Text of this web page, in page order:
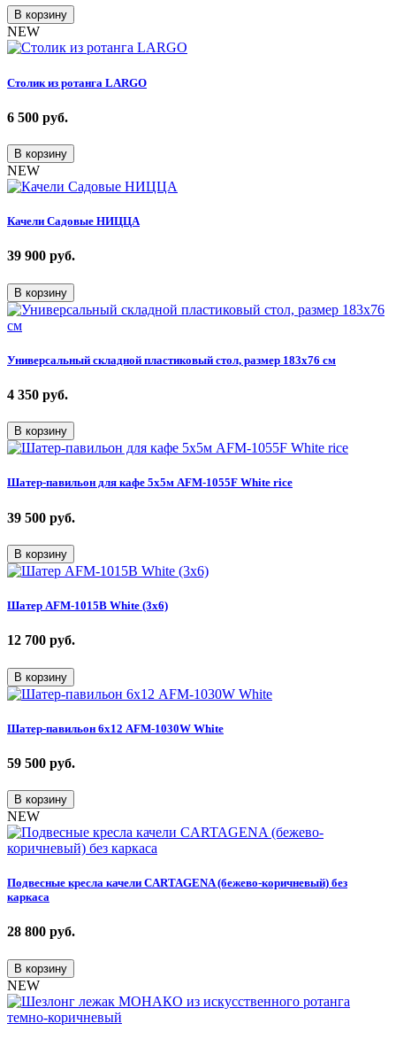
В корзину
NEW
Столик из ротанга LARGO
6 500 руб.
В корзину
NEW
Качели Садовые НИЦЦА
39 900 руб.
В корзину
Универсальный складной пластиковый стол, размер 183х76 см
4 350 руб.
В корзину
Шатер-павильон для кафе 5х5м AFM-1055F White rice
39 500 руб.
В корзину
Шатер AFM-1015B White (3х6)
12 700 руб.
В корзину
Шатер-павильон 6х12 AFM-1030W White
59 500 руб.
В корзину
NEW
Подвесные кресла качели CARTAGENA (бежево-коричневый) без
каркаса
28 800 руб.
В корзину
NEW